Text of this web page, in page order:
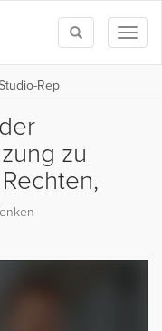
Toggle
search
Rep
zu